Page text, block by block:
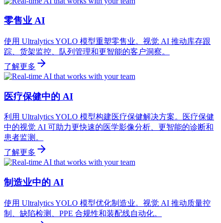
零售业 AI
使用 Ultralytics YOLO 模型重塑零售业。视觉 AI 推动库存跟
踪、货架监控、队列管理和更智能的客户洞察。
了解更多
医疗保健中的 AI
利用 Ultralytics YOLO 模型构建医疗保健解决方案。医疗保健
中的视觉 AI 可助力更快速的医学影像分析、更智能的诊断和
患者监测。
了解更多
制造业中的 AI
使用 Ultralytics YOLO 模型优化制造业。视觉 AI 推动质量控
制、缺陷检测、PPE 合规性和装配线自动化。